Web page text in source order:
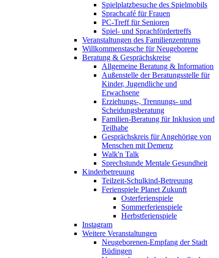
Spielplatzbesuche des Spielmobils
Sprachcafé für Frauen
PC-Treff für Senioren
Spiel- und Sprachfördertreffs
Veranstaltungen des Familienzentrums
Willkommenstasche für Neugeborene
Beratung & Gesprächskreise
Allgemeine Beratung & Information
Außenstelle der Beratungsstelle für
Kinder, Jugendliche und
Erwachsene
Erziehungs-, Trennungs- und
Scheidungsberatung
Familien-Beratung für Inklusion und
Teilhabe
Gesprächskreis für Angehörige von
Menschen mit Demenz
Walk'n Talk
Sprechstunde Mentale Gesundheit
Kinderbetreuung
Teilzeit-Schulkind-Betreuung
Ferienspiele Planet Zukunft
Osterferienspiele
Sommerferienspiele
Herbstferienspiele
Instagram
Weitere Veranstaltungen
Neugeborenen-Empfang der Stadt
Büdingen